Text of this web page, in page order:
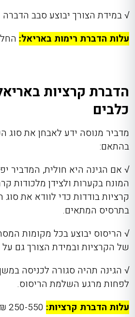
√במידת הצורך יבוצע סבב הדברה
עלות הדברת רימות באריאל: החל
הדברת קרציות
כלבים
מדביר מנוסה ידע לאבחן את סוג
בהתאם:
√ אם הגינה היא חולית, המדביר
המונח בקערות ולצידן מלכודות
קרציות בודדות כדי לוודא את
בתרסיס המתאים.
√ הריסוס יבוצע בכל מקומות
של הקרציות ובמידת הצורך גם
√
לפחות מרגע השלמת הריסוס.
עלות הדברת קרציות: